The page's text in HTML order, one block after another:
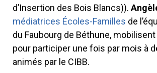
d’Insertion des Bois Blancs)).
médiatrices Écoles-Familles de
du Faubourg de Béthune,
pour participer une fois par mois à
animés par le CIBB.